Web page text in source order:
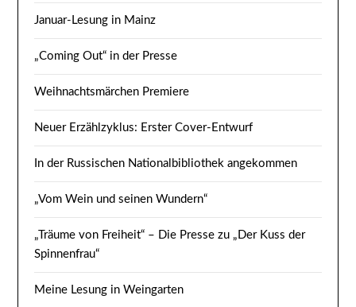
Januar-Lesung in Mainz
„Coming Out“ in der Presse
Weihnachtsmärchen Premiere
Neuer Erzählzyklus: Erster Cover-Entwurf
In der Russischen Nationalbibliothek angekommen
„Vom Wein und seinen Wundern“
„Träume von Freiheit“ – Die Presse zu „Der Kuss der
Spinnenfrau“
Meine Lesung in Weingarten